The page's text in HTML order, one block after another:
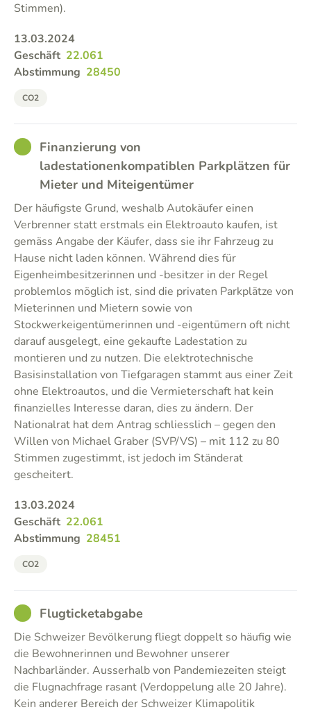
Stimmen).
13.03.2024
Geschäft 22.061
Abstimmung 28450
CO2
GOODFinanzierung von
ladestationenkompatiblen Parkplätzen für
Mieter und Miteigentümer
Der häufigste Grund, weshalb Autokäufer einen
Verbrenner statt erstmals ein Elektroauto kaufen, ist
gemäss Angabe der Käufer, dass sie ihr Fahrzeug zu
Hause nicht laden können. Während dies für
Eigenheimbesitzerinnen und -besitzer in der Regel
problemlos möglich ist, sind die privaten Parkplätze von
Mieterinnen und Mietern sowie von
Stockwerkeigentümerinnen und -eigentümern oft nicht
darauf ausgelegt, eine gekaufte Ladestation zu
montieren und zu nutzen. Die elektrotechnische
Basisinstallation von Tiefgaragen stammt aus einer Zeit
ohne Elektroautos, und die Vermieterschaft hat kein
finanzielles Interesse daran, dies zu ändern. Der
Nationalrat hat dem Antrag schliesslich – gegen den
Willen von Michael Graber (SVP/VS) – mit 112 zu 80
Stimmen zugestimmt, ist jedoch im Ständerat
gescheitert.
13.03.2024
Geschäft 22.061
Abstimmung 28451
CO2
GOODFlugticketabgabe
Die Schweizer Bevölkerung fliegt doppelt so häufig wie
die Bewohnerinnen und Bewohner unserer
Nachbarländer. Ausserhalb von Pandemiezeiten steigt
die Flugnachfrage rasant (Verdoppelung alle 20 Jahre).
Kein anderer Bereich der Schweizer Klimapolitik